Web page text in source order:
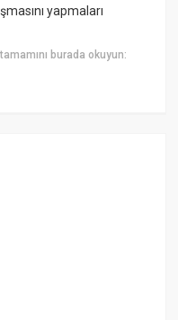
yapmaları
burada okuyun: